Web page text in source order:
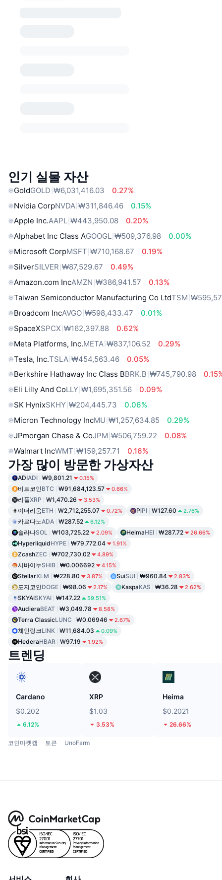
인기 실물 자산
GoldGOLD ₩6,031,416.03
0.27%
Nvidia CorpNVDA ₩311,846.46
0.15%
Apple Inc.AAPL ₩443,950.08
0.20%
Alphabet Inc Class AGOOGL ₩509,376.98
0.00%
Microsoft CorpMSFT ₩710,168.67
0.19%
SilverSILVER ₩87,529.67
0.49%
Amazon.com IncAMZN ₩386,941.57
0.13%
Taiwan Semiconductor Manufacturing Co LtdTSM
Broadcom IncAVGO ₩598,433.47
0.01%
SpaceXSPCX ₩162,397.88
0.62%
Meta Platforms, Inc.META ₩837,106.52
0.29%
Tesla, Inc.TSLA ₩454,563.46
0.05%
Berkshire Hathaway Inc Class BBRK.B ₩745,790.98
Eli Lilly And CoLLY ₩1,695,351.56
0.09%
SK HynixSKHY ₩204,445.73
0.06%
Micron Technology IncMU ₩1,257,634.85
0.29%
JPmorgan Chase & CoJPM ₩506,759.22
0.08%
Walmart IncWMT ₩159,257.71 0.16%
가장 많이 방문한 가상자산
ADIADI ₩9,801.21 0.15%
비트코인BTC ₩91,684,123.57 0.66%
리플XRP ₩1,470.26 3.53%
이더리움ETH ₩2,712,255.07 0.72% PiPI ₩127.60 2.76%
카르다노ADA ₩287.52 6.12%
솔라나SOL ₩103,725.22 2.09% HeimaHEI ₩287.72 26.66%
HyperliquidHYPE ₩79,772.04 1.91%
ZcashZEC ₩702,730.02 4.89%
시바이누SHIB ₩0.006692 4.15%
StellarXLM ₩228.80 3.87% SuiSUI ₩960.84 2.83%
도지코인DOGE ₩98.06 2.17% KaspaKAS ₩36.28 2.62%
SKYAISKYAI ₩147.22 59.51%
AudieraBEAT ₩3,049.78 8.58%
Terra ClassicLUNC ₩0.06946 2.67%
체인링크LINK ₩11,684.03 0.09%
HederaHBAR ₩97.19 1.92%
트렌딩
Cardano
$0.202
6.12%
XRP
$1.03
3.53%
Heima
$0.2021
26.66%
코인마켓캡 토큰 UnoFarm